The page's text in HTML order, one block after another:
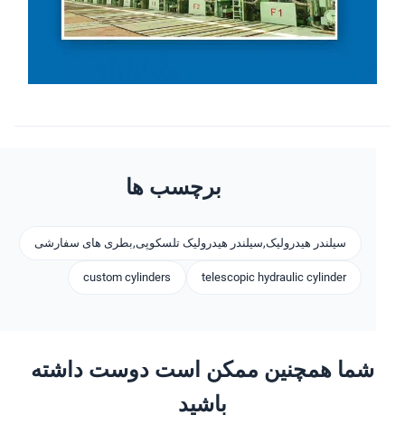
برچسب ها
سیلندر هیدرولیک,سیلندر هیدرولیک تلسکوپی,بطری های سفارشی
telescopic hydraulic cylinder
custom cylinders
شما همچنین ممکن است دوست داشته
باشید